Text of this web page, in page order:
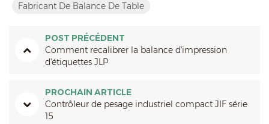
Fabricant De Balance De Table
POST PRÉCÉDENT
Comment recalibrer la balance d'impression
d'étiquettes JLP
PROCHAIN ARTICLE
Contrôleur de pesage industriel compact JIF série
15